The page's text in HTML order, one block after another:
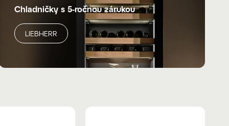
Chladničky s 5-ročnou zárukou
LIEBHERR